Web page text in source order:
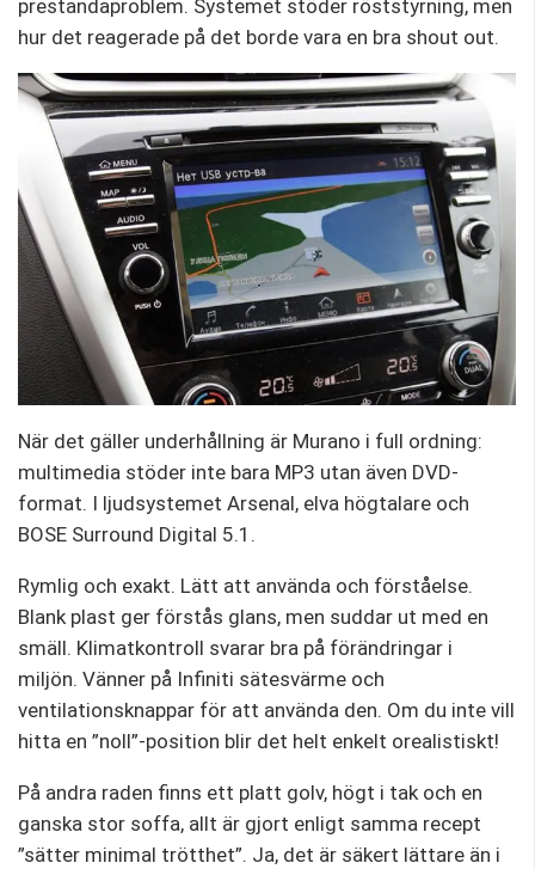
prestandaproblem. Systemet stöder röststyrning, men
hur det reagerade på det borde vara en bra shout out.
När det gäller underhållning är Murano i full ordning:
multimedia stöder inte bara MP3 utan även DVD-
format. I ljudsystemet Arsenal, elva högtalare och
BOSE Surround Digital 5.1.
Rymlig och exakt. Lätt att använda och förståelse.
Blank plast ger förstås glans, men suddar ut med en
smäll. Klimatkontroll svarar bra på förändringar i
miljön. Vänner på Infiniti sätesvärme och
ventilationsknappar för att använda den. Om du inte vill
hitta en ”noll”-position blir det helt enkelt orealistiskt!
På andra raden finns ett platt golv, högt i tak och en
ganska stor soffa, allt är gjort enligt samma recept
”sätter minimal trötthet”. Ja, det är säkert lättare än i